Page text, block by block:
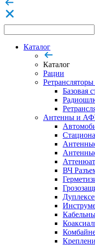
Каталог
Каталог
Рации
Базовая
Антенны и
ВЧ